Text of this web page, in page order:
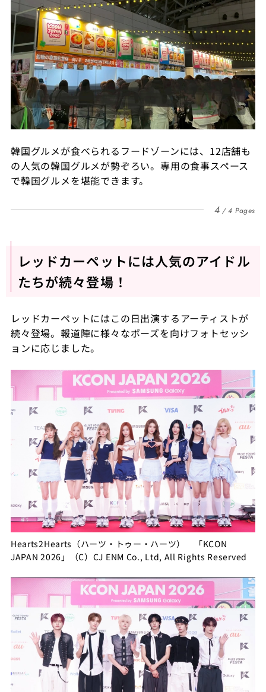
韓国グルメが食べられるフードゾーンには、12店舗も
の人気の韓国グルメが勢ぞろい。専用の食事スペース
で韓国グルメを堪能できます。
4 4 Pages
レッドカーペットには人気のアイドル
たちが続々登場！
レッドカーペットにはこの日出演するアーティストが
続々登場。報道陣に様々なポーズを向けフォトセッシ
ョンに応じました。
Hearts2Hearts（ハーツ・トゥー・ハーツ） 「KCON
JAPAN 2026」（C）CJ ENM Co., Ltd, All Rights Reserved